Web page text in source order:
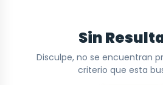
Sin
Disculpe, no se encuentran
criterio que esta